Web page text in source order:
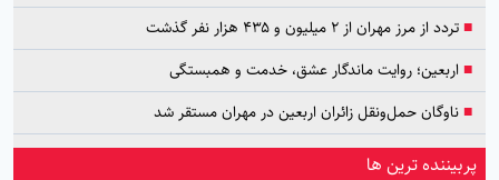
■تردد از مرز مهران از ۲ میلیون و ۴۳۵ هزار نفر گذشت
■ اربعین؛ روایت ماندگار عشق، خدمت و همبستگی
■ناوگان حمل‌ونقل زائران اربعین در مهران مستقر شد
پربیننده ترین ها